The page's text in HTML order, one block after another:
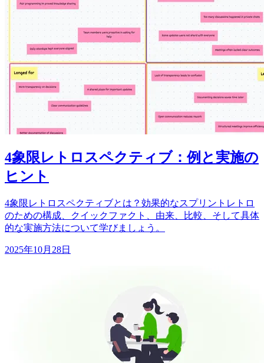
4象限レトロスペクティブ：例と実施の
ヒント
4象限レトロスペクティブとは？効果的なスプリントレトロ
のための構成、クイックファクト、由来、比較、そして具体
的な実施方法について学びましょう。
2025年10月28日